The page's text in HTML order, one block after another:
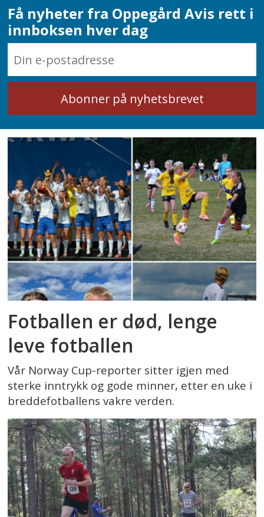
Få nyheter fra Oppegård Avis rett i
innboksen hver dag
Fotballen er død, lenge
leve fotballen
Vår Norway Cup-reporter sitter igjen med
sterke inntrykk og gode minner, etter en uke i
breddefotballens vakre verden.